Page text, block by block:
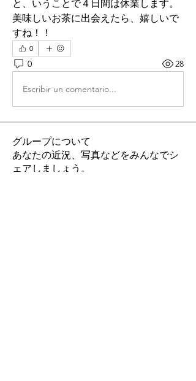
と、いうことで４日間は休業します。
美味しいお茶に出会えたら、嬉しいで
すね！！
0
0 28
Escribir un comentario...
グループについて
あなたの近況、写真などをみんなでシ
ェアしましょう。